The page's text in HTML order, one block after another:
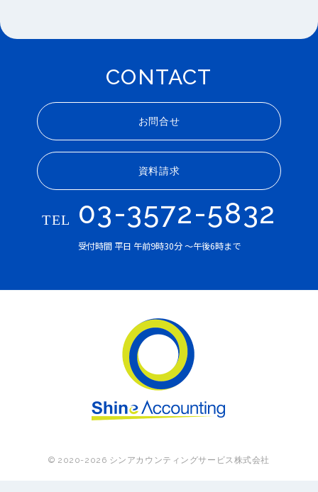
お問合せ
資料請求
03-3572-5832
受付時間 平日 午前9時30分 ～午後6時まで
© 2020-2026 シンアカウンティングサービス株式会社